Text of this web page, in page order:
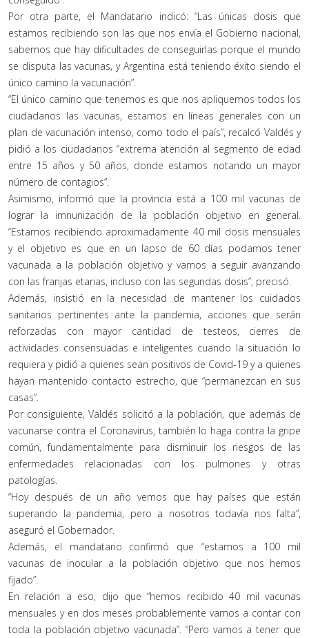
Por otra parte, el Mandatario indicó: “Las únicas dosis que
estamos recibiendo son las que nos envía el Gobierno nacional,
sabemos que hay dificultades de conseguirlas porque el mundo
se disputa las vacunas, y Argentina está teniendo éxito siendo el
único camino la vacunación”.
“El único camino que tenemos es que nos apliquemos todos los
ciudadanos las vacunas, estamos en líneas generales con un
plan de vacunación intenso, como todo el país”, recalcó Valdés y
pidió a los ciudadanos “extrema atención al segmento de edad
entre 15 años y 50 años, donde estamos notando un mayor
número de contagios”.
Asimismo, informó que la provincia está a 100 mil vacunas de
lograr la imnunización de la población objetivo en general.
“Estamos recibiendo aproximadamente 40 mil dosis mensuales
y el objetivo es que en un lapso de 60 días podamos tener
vacunada a la población objetivo y vamos a seguir avanzando
con las franjas etarias, incluso con las segundas dosis”, precisó.
Además, insistió en la necesidad de mantener los cuidados
sanitarios pertinentes ante la pandemia, acciones que serán
reforzadas con mayor cantidad de testeos, cierres de
actividades consensuadas e inteligentes cuando la situación lo
requiera y pidió a quienes sean positivos de Covid-19 y a quienes
hayan mantenido contacto estrecho, que “permanezcan en sus
casas”.
Por consiguiente, Valdés solicitó a la población, que además de
vacunarse contra el Coronavirus, también lo haga contra la gripe
común, fundamentalmente para disminuir los riesgos de las
enfermedades relacionadas con los pulmones y otras
patologías.
“Hoy después de un año vemos que hay países que están
superando la pandemia, pero a nosotros todavía nos falta”,
aseguró el Gobernador.
Además, el mandatario confirmó que “estamos a 100 mil
vacunas de inocular a la población objetivo que nos hemos
fijado”.
En relación a eso, dijo que “hemos recibido 40 mil vacunas
mensuales y en dos meses probablemente vamos a contar con
toda la población objetivo vacunada”. “Pero vamos a tener que